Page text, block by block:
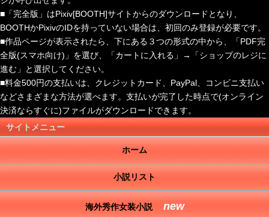
■「完全版」はPixiv[BOOTH]サイトからのダウンロードとなり、
BOOTHかPixivのIDを持っていない場合は、初回のみ登録が必要です。
■作品ページが表示されたら、下にある３つの形式の中から、「PDF完
全版(スマホ向け)」を選び、「カートに入れる」→「ショップのレジに
進む」と選択してください。
■料金500円の支払いは、クレジットカード、PayPal、コンビニ支払い
などさまざまな方法が選べます。支払いが完了した時点で(オンライン
決済ならすぐに)ファイルがダウンロードできます。
サイトメニュー
ホーム
小説リスト
海外秀作女装小説new